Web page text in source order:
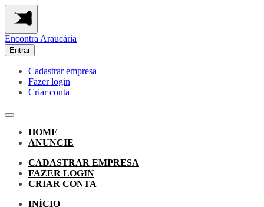
Encontra Araucária
Entrar
Cadastrar empresa
Fazer login
Criar conta
HOME
ANUNCIE
CADASTRAR EMPRESA
FAZER LOGIN
CRIAR CONTA
INÍCIO